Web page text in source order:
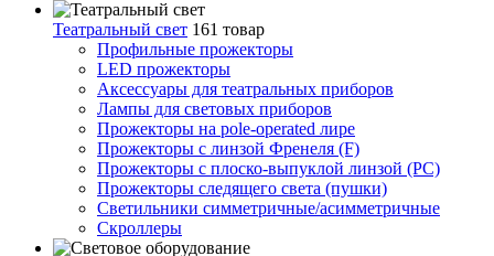
Театральный свет 161 товар
Профильные прожекторы
LED прожекторы
Аксессуары для театральных приборов
Лампы для световых приборов
Прожекторы на pole-operated лире
Прожекторы с линзой Френеля (F)
Прожекторы с плоско-выпуклой линзой (PC)
Прожекторы следящего света (пушки)
Светильники симметричные/асимметричные
Скроллеры